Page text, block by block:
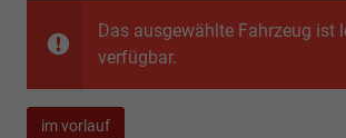
Das ausgewählte Fahrzeug ist
verfügbar.
im vorlauf